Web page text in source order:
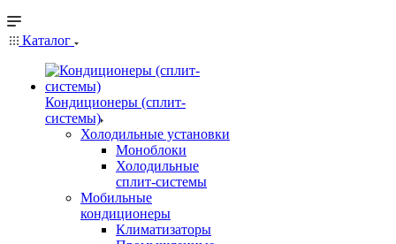
Каталог
Кондиционеры (сплит-
системы)
Холодильные установки
Моноблоки
Холодильные
сплит-системы
Мобильные
кондиционеры
Климатизаторы